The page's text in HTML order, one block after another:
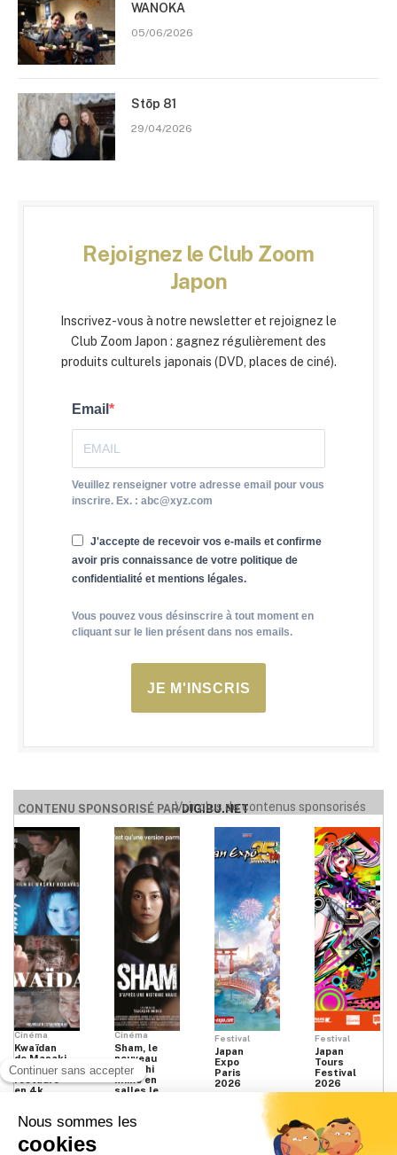
WANOKA
05/06/2026
Stōp 81
29/04/2026
Rejoignez le Club Zoom
Japon
Inscrivez-vous à notre newsletter et rejoignez le
Club Zoom Japon : gagnez régulièrement des
produits culturels japonais (DVD, places de ciné).
Email
Veuillez renseigner votre adresse email pour vous
inscrire. Ex. : abc@xyz.com
J'accepte de recevoir vos e-mails et confirme
avoir pris connaissance de votre politique de
confidentialité et mentions légales.
Vous pouvez vous désinscrire à tout moment en
cliquant sur le lien présent dans nos emails.
JE M'INSCRIS
CONTENU SPONSORISÉ PARDIGIBU.NET
Voir plus de contenus sponsorisés
Cinéma
Kwaïdan
de Masaki
Kobayashi
restauré
en 4k
Cinéma
Sham, le
nouveau
Takashi
Miike en
salles le
2026
Festival
Japan
Expo
Paris
2026
Festival
Japan
Tours
Festival
2026